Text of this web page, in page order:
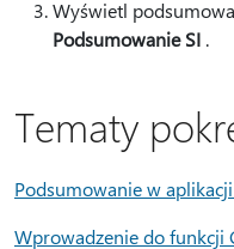
Wyświetl
Podsumowanie SI .
Tematy
Podsumowanie w
Wprowadzenie do funkcji